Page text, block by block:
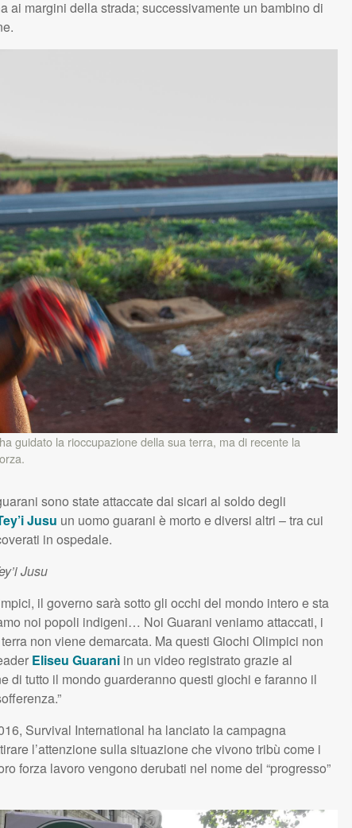
ai margini della strada; successivamente un bambino di
guidato la rioccupazione della sua terra, ma di recente la
sono state attaccate dai sicari al soldo degli
Jusu un uomo guarani è morto e diversi altri – tra cui
in ospedale.
Jusu
il governo sarà sotto gli occhi del mondo intero e sta
noi popoli indigeni… Noi Guarani veniamo attaccati, i
non viene demarcata. Ma questi Giochi Olimpici non
Eliseu Guaraniin un video registrato grazie al
di tutto il mondo guarderanno questi giochi e faranno il
Survival International ha lanciato la campagna
l’attenzione sulla situazione che vivono tribù come i
forza lavoro vengono derubati nel nome del “progresso”